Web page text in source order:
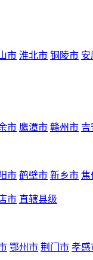
市 淮北市 铜陵市 安
市 鹰潭市 赣州市 吉
市 鹤壁市 新乡市 焦
市 直辖县级
鄂州市 荆门市 孝感